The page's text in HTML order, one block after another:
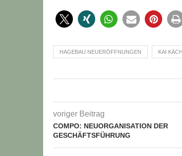
HAGEBAU NEUERÖFFNUNGEN KAI
voriger Beitrag
COMPO: NEUORGANISATION DER
GESCHÄFTSFÜHRUNG